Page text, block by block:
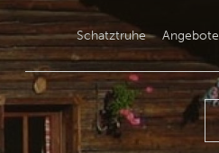
Schatztruhe Angebote